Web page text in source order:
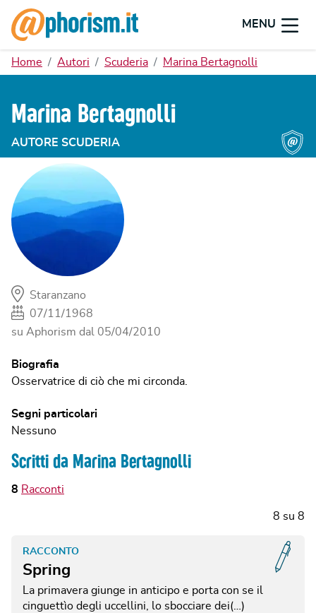
MENU
Home Autori Scuderia Marina Bertagnolli
Marina Bertagnolli
AUTORE SCUDERIA
Staranzano
07/11/1968
su Aphorism dal 05/04/2010
Biografia
Osservatrice di ciò che mi circonda.
Segni particolari
Nessuno
Scritti da Marina Bertagnolli
8 Racconti
8 su 8
Spring
RACCONTO
La primavera giunge in anticipo e porta con se il
cinguettìo degli uccellini, lo sbocciare dei(…)